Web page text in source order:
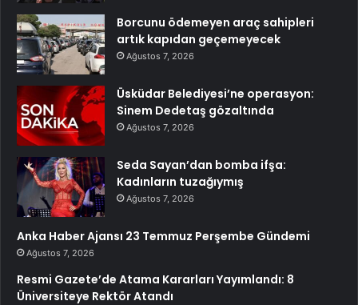
Borcunu ödemeyen araç sahipleri
artık kapıdan geçemeyecek
Ağustos 7, 2026
Üsküdar Belediyesi’ne operasyon:
Sinem Dedetaş gözaltında
Ağustos 7, 2026
Seda Sayan’dan bomba ifşa:
Kadınların tuzağıymış
Ağustos 7, 2026
Anka Haber Ajansı 23 Temmuz Perşembe Gündemi
Ağustos 7, 2026
Resmi Gazete’de Atama Kararları Yayımlandı: 8
Üniversiteye Rektör Atandı